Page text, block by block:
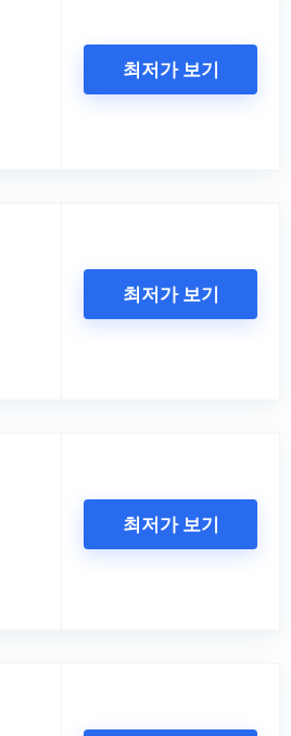
최저가 보기
최저가 보기
최저가 보기